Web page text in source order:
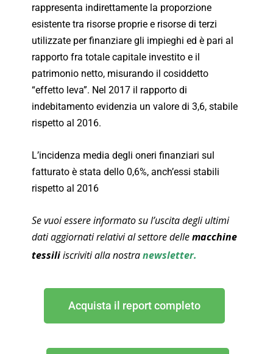
rappresenta indirettamente la proporzione
esistente tra risorse proprie e risorse di terzi
utilizzate per finanziare gli impieghi ed è pari al
rapporto fra totale capitale investito e il
patrimonio netto, misurando il cosiddetto
“effetto leva”. Nel 2017 il rapporto di
indebitamento evidenzia un valore di 3,6, stabile
rispetto al 2016.
L’incidenza media degli oneri finanziari sul
fatturato è stata dello 0,6%, anch’essi stabili
rispetto al 2016
Se vuoi essere informato su l’uscita degli ultimi
dati aggiornati relativi al settore dellemacchine
tessiliiscriviti alla nostranewsletter.
Acquista il report completo